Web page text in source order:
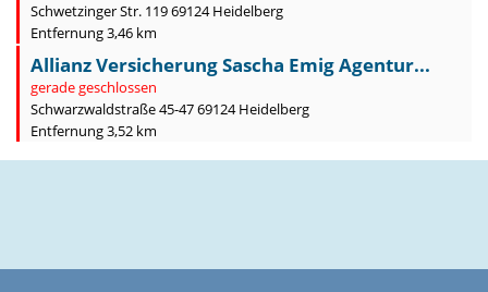
Schwetzinger Str. 119 69124 Heidelberg
Entfernung 3,46 km
Allianz Versicherung Sascha Emig Agentur...
gerade geschlossen
Schwarzwaldstraße 45-47 69124 Heidelberg
Entfernung 3,52 km